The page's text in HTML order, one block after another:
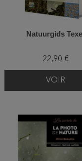
Natuurgids
22,90 €
VOIR